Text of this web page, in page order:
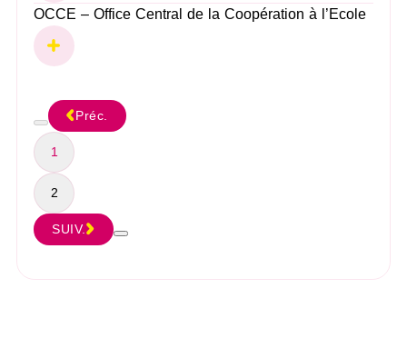
OCCE – Office Central de la Coopération à l’Ecole
Préc.
1
2
SUIV.